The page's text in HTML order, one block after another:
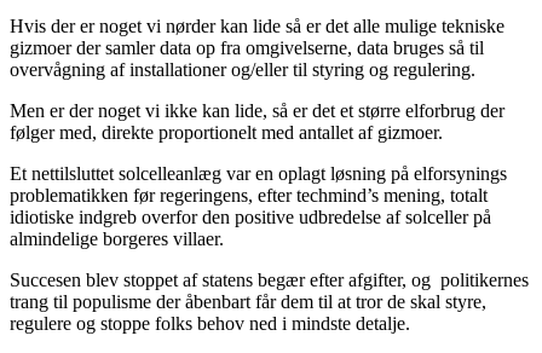
Hvis der er noget vi nørder kan lide så er det alle mulige tekniske
gizmoer der samler data op fra omgivelserne, data bruges så til
overvågning af installationer og/eller til styring og regulering.
Men er der noget vi ikke kan lide, så er det et større elforbrug der
følger med, direkte proportionelt med antallet af gizmoer.
Et nettilsluttet solcelleanlæg var en oplagt løsning på elforsynings
problematikken før regeringens, efter techmind’s mening, totalt
idiotiske indgreb overfor den positive udbredelse af solceller på
almindelige borgeres villaer.
Succesen blev stoppet af statens begær efter afgifter, og politikernes
trang til populisme der åbenbart får dem til at tror de skal styre,
regulere og stoppe folks behov ned i mindste detalje.